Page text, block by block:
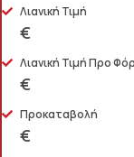
Λιανική Τιμή
€
Λιανική Τιμή Προ
€
Προκαταβολή
€